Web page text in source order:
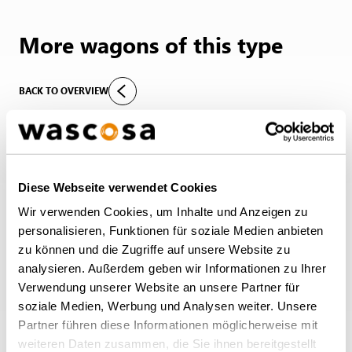
Diese Webseite verwendet Cookies
Wir verwenden Cookies, um Inhalte und Anzeigen zu
personalisieren, Funktionen für soziale Medien anbieten
zu können und die Zugriffe auf unsere Website zu
analysieren. Außerdem geben wir Informationen zu Ihrer
Verwendung unserer Website an unsere Partner für
soziale Medien, Werbung und Analysen weiter. Unsere
Partner führen diese Informationen möglicherweise mit
weiteren Daten zusammen, die Sie ihnen bereitgestellt
More wagons of this type
BACK TO OVERVIEW